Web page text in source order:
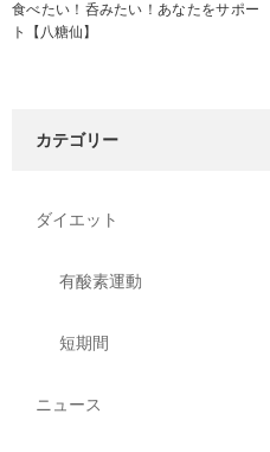
食べたい！呑みたい！あなたをサポー
ト【八糖仙】
カテゴリー
ダイエット
有酸素運動
短期間
ニュース